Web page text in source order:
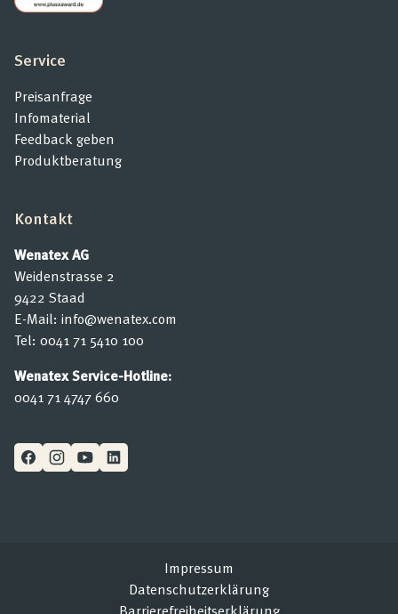
Service
Preisanfrage
Infomaterial
Feedback geben
Produktberatung
Kontakt
Wenatex AG
Weidenstrasse 2
9422 Staad
E-Mail: info@wenatex.com
Tel: 0041 71 5410 100
Wenatex Service-Hotline:
0041 71 4747 660
Impressum
Datenschutzerklärung